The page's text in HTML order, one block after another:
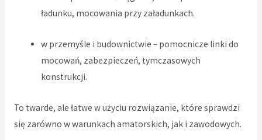
ładunku, mocowania przy załadunkach.
w przemyśle i budownictwie – pomocnicze linki do
mocowań, zabezpieczeń, tymczasowych
konstrukcji.
To twarde, ale łatwe w użyciu rozwiązanie, które sprawdzi
się zarówno w warunkach amatorskich, jak i zawodowych.